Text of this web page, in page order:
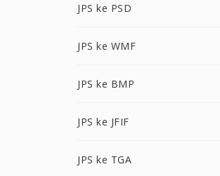
JPS ke PSD
JPS ke WMF
JPS ke BMP
JPS ke JFIF
JPS ke TGA